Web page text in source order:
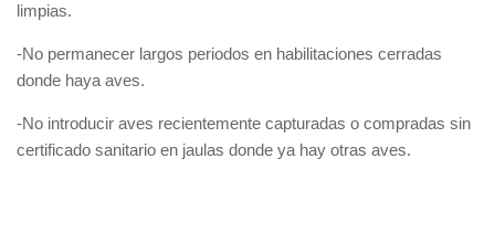
limpias.
-No permanecer largos periodos en habilitaciones cerradas
donde haya aves.
-No introducir aves recientemente capturadas o compradas sin
certificado sanitario en jaulas donde ya hay otras aves.